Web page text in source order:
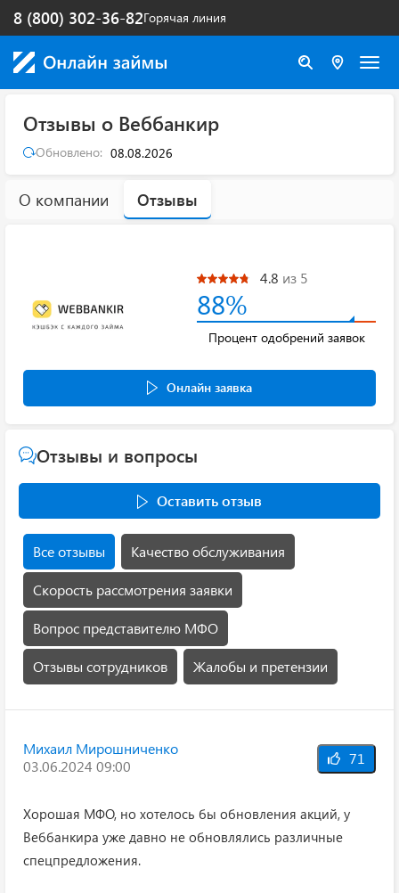
Горячая линия
8 (800) 302-36-82
Отзывы о Веббанкир
Обновлено: 08.08.2026
О компании Отзывы
4.8 из 5
88%
Процент одобрений заявок
Онлайн заявка
Отзывы и вопросы
Оставить отзыв
Все отзывы Качество обслуживания
Скорость рассмотрения заявки
Вопрос представителю МФО
Отзывы сотрудников Жалобы и претензии
Михаил Мирошниченко
03.06.2024 09:00
71
Хорошая МФО, но хотелось бы обновления акций, у
Веббанкира уже давно не обновлялись различные
спецпредложения.